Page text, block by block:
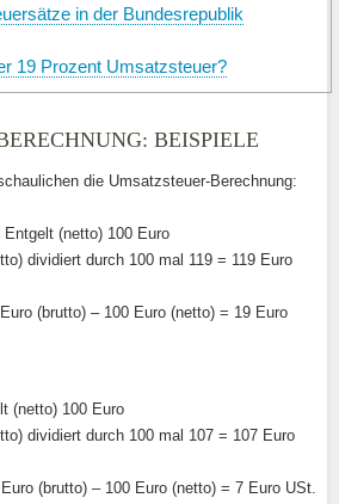
in der Bundesrepublik
19 Prozent Umsatzsteuer?
BEISPIELE
die Umsatzsteuer-Berechnung:
(netto) 100 Euro
dividiert durch 100 mal 119 = 119 Euro
(brutto) – 100 Euro (netto) = 19 Euro
(netto) 100 Euro
dividiert durch 100 mal 107 = 107 Euro
(brutto) – 100 Euro (netto) = 7 Euro USt.